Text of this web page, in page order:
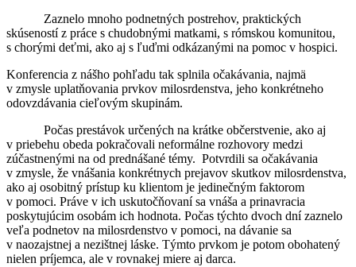
Zaznelo mnoho podnetných postrehov, praktických
skúseností z práce s chudobnými matkami, s rómskou komunitou,
s chorými deťmi, ako aj s ľuďmi odkázanými na pomoc v hospici.
Konferencia z nášho pohľadu tak splnila očakávania, najmä
v zmysle uplatňovania prvkov milosrdenstva, jeho konkrétneho
odovzdávania cieľovým skupinám.
Počas prestávok určených na krátke občerstvenie, ako aj
v priebehu obeda pokračovali neformálne rozhovory medzi
zúčastnenými na od prednášané témy. Potvrdili sa očakávania
v zmysle, že vnášania konkrétnych prejavov skutkov milosrdenstva,
ako aj osobitný prístup ku klientom je jedinečným faktorom
v pomoci. Práve v ich uskutočňovaní sa vnáša a prinavracia
poskytujúcim osobám ich hodnota. Počas týchto dvoch dní zaznelo
veľa podnetov na milosrdenstvo v pomoci, na dávanie sa
v naozajstnej a nezištnej láske. Týmto prvkom je potom obohatený
nielen príjemca, ale v rovnakej miere aj darca.